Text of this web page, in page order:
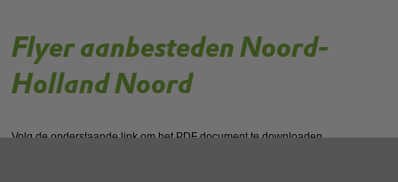
Flyer aanbesteden Noord-
Holland Noord
Volg de onderstaande link om hetPDFdocument te downloaden.